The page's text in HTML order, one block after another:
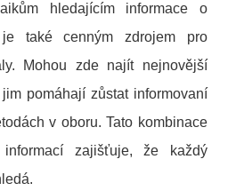
hledajícím informace o
také cenným zdrojem pro
Mohou zde najít nejnovější
pomáhají zůstat informovaní
v oboru. Tato kombinace
zajišťuje, že každý